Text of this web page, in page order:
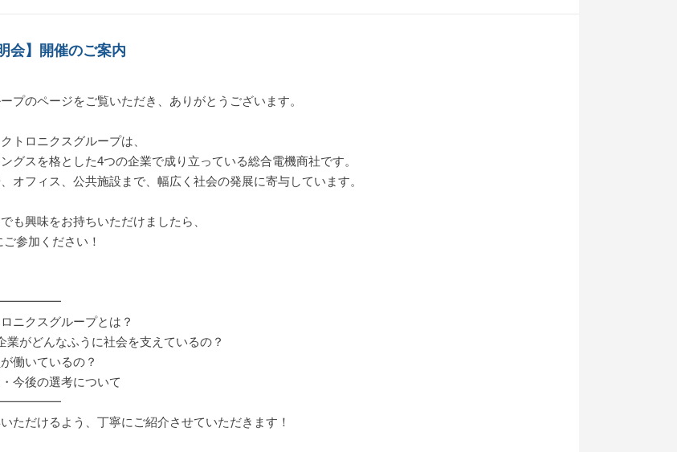
会】開催のご案内
プのページをご覧いただき、ありがとうございます。
トロニクスグループは、
グスを格とした4つの企業で成り立っている総合電機商社です。
オフィス、公共施設まで、幅広く社会の発展に寄与しています。
も興味をお持ちいただけましたら、
参加ください！
ニクスグループとは？
がどんなふうに社会を支えているの？
働いているの？
今後の選考について
ただけるよう、丁寧にご紹介させていただきます！